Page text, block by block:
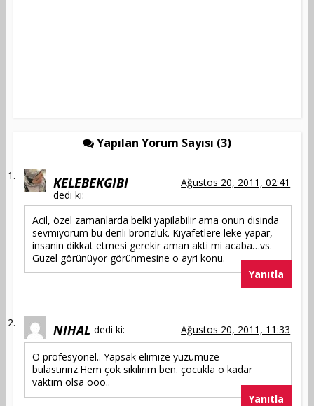
Yapılan Yorum Sayısı (3)
KELEBEKGIBI
dedi ki:
Ağustos 20, 2011, 02:41
Acil, özel zamanlarda belki yapilabilir ama onun disinda
sevmiyorum bu denli bronzluk. Kiyafetlere leke yapar,
insanin dikkat etmesi gerekir aman akti mi acaba…vs.
Güzel görünüyor görünmesine o ayri konu.
Yanıtla
NIHAL dedi ki: Ağustos 20, 2011, 11:33
O profesyonel.. Yapsak elimize yüzümüze
bulastırırız.Hem çok sıkılırım ben. çocukla o kadar
vaktim olsa ooo..
Yanıtla